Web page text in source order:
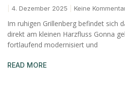
4. Dezember 2025 Keine
Im ruhigen Grillenberg befindet sich
direkt am kleinen Harzfluss Gonna
fortlaufend modernisiert und
READ MORE